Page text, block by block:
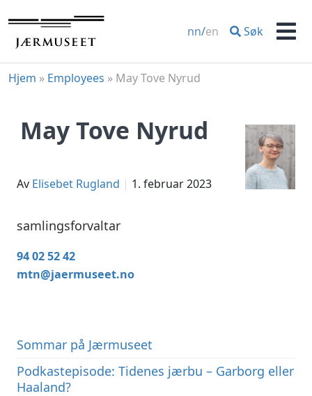
til
innhold
nn/en Søk
Hjem » Employees » May Tove Nyrud
May Tove Nyrud
av Elisebet Rugland 1. februar 2023
samlingsforvaltar
94 02 52 42
mtn@jaermuseet.no
Sommar på Jærmuseet
Podkastepisode: Tidenes jærbu – Garborg eller
Haaland?